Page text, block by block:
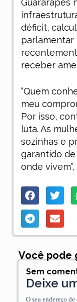
Guararapes
déficit,
parlamentar
receber
“Quem
meu
Por isso,
luta. As
sozinhas e
garantido
onde
Você pode
Sem
Deixe
O seu endereço